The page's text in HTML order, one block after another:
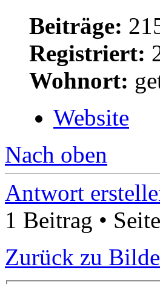
Beiträge:
Registriert:
Wohnort:
Website
Nach oben
Antwort
1 Beitrag • Seite
Zurück zu